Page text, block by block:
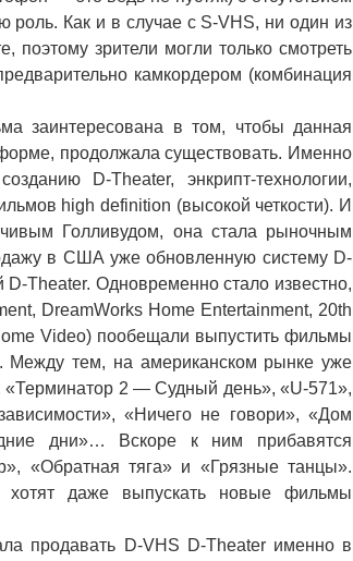
Как и в случае с S-VHS, ни один из
зрители могли только смотреть
камкордером (комбинация
заинтересована в том, чтобы данная
продолжала существовать. Именно
D-Theater, энкрипт-технологии,
high definition (высокой четкости). И
Голливудом, она стала рыночным
в США уже обновленную систему D-
Theater. Одновременно стало известно,
DreamWorks Home Entertainment, 20th
Video) пообещали выпустить фильмы
Между тем, на американском рынке уже
2 — Судный день», «U-571»,
«Ничего не говори», «Дом
дни»… Вскоре к ним прибавятся
«Обратная тяга» и «Грязные танцы».
даже выпускать новые фильмы
продавать D-VHS D-Theater именно в